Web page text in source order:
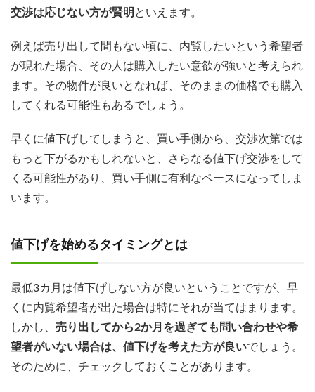
交渉は応じない方が賢明 といえます。
例えば売り出して間もない頃に、内覧したいという希望者
が現れた場合、その人は購入したい意欲が強いと考えられ
ます。その物件が良いとなれば、そのままの価格でも購入
してくれる可能性もあるでしょう。
早くに値下げしてしまうと、買い手側から、交渉次第では
もっと下がるかもしれないと、さらなる値下げ交渉をして
くる可能性があり、買い手側に有利なペースになってしま
います。
値下げを始めるタイミングとは
最低3カ月は値下げしない方が良いということですが、早
くに内覧希望者が出た場合は特にそれが当てはまります。
しかし、 売り出してから2か月を過ぎても問い合わせや希
望者がいない場合は、値下げを考えた方が良いでしょう。
そのために、チェックしておくことがあります。